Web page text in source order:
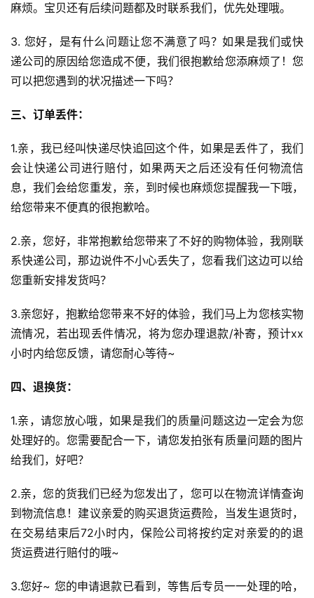
首
页
球
开
店
跨
境
科
社
营
销
境
航
麻烦。宝贝还有后续问题都及时联系我们，优先处理哦。
3. 您好，是有什么问题让您不满意了吗？如果是我们或快
递公司的原因给您造成不便，我们很抱歉给您添麻烦了！您
可以把您遇到的状况描述一下吗？
三、订单丢件：
1.亲，我已经叫快递尽快追回这个件，如果是丢件了，我们
会让快递公司进行赔付，如果两天之后还没有任何物流信
息，我们会给您重发，亲，到时候也麻烦您提醒我一下哦，
给您带来不便真的很抱歉哈。
2.亲，您好，非常抱歉给您带来了不好的购物体验，我刚联
系快递公司，那边说件不小心丢失了，您看我们这边可以给
您重新安排发货吗？
3.亲您好，抱歉给您带来不好的体验，我们马上为您核实物
流情况，若出现丢件情况，将为您办理退款/补寄，预计xx
小时内给您反馈，请您耐心等待~
四、退换货：
1.亲，请您放心哦，如果是我们的质量问题这边一定会为您
处理好的。您需要配合一下，请您发拍张有质量问题的图片
给我们，好吧？
2.亲，您的货我们已经为您发出了，您可以在物流详情查询
到物流信息！建议亲爱的购买退货运费险，当发生退货时，
在交易结束后72小时内，保险公司将按约定对亲爱的的退
货运费进行赔付的哦~
3.您好~ 您的申请退款已看到，等售后专员一一处理的哈，